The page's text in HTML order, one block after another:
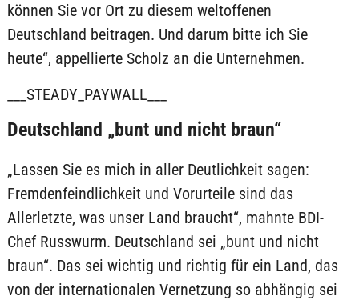
können Sie vor Ort zu diesem weltoffenen
Deutschland beitragen. Und darum bitte ich Sie
heute“, appellierte Scholz an die Unternehmen.
___STEADY_PAYWALL___
Deutschland „bunt und nicht braun“
„Lassen Sie es mich in aller Deutlichkeit sagen:
Fremdenfeindlichkeit und Vorurteile sind das
Allerletzte, was unser Land braucht“, mahnte BDI-
Chef Russwurm. Deutschland sei „bunt und nicht
braun“. Das sei wichtig und richtig für ein Land, das
von der internationalen Vernetzung so abhängig sei